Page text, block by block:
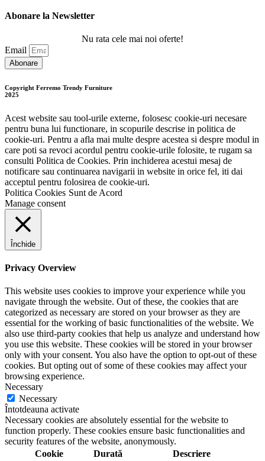
Abonare la Newsletter
Nu rata cele mai noi oferte!
Email
Abonare
Copyright Ferremo Trendy Furniture
2025
Acest website sau tool-urile externe, folosesc cookie-uri necesare
pentru buna lui functionare, in scopurile descrise in politica de
cookie-uri. Pentru a afla mai multe despre acestea si despre modul in
care poti sa revoci acordul pentru cookie-urile folosite, te rugam sa
consulti Politica de Cookies. Prin inchiderea acestui mesaj de
notificare sau continuarea navigarii in website in orice fel, iti dai
acceptul pentru folosirea de cookie-uri.
Politica Cookies Sunt de Acord
Manage consent
Închide
Privacy Overview
This website uses cookies to improve your experience while you
navigate through the website. Out of these, the cookies that are
categorized as necessary are stored on your browser as they are
essential for the working of basic functionalities of the website. We
also use third-party cookies that help us analyze and understand how
you use this website. These cookies will be stored in your browser
only with your consent. You also have the option to opt-out of these
cookies. But opting out of some of these cookies may affect your
browsing experience.
Necessary
Necessary
Întotdeauna activate
Necessary cookies are absolutely essential for the website to
function properly. These cookies ensure basic functionalities and
security features of the website, anonymously.
Cookie
Durată Descriere